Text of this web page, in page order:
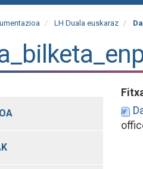
LH Duala euskaraz